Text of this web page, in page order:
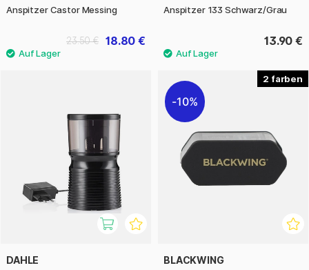
Anspitzer Castor Messing
18.80 €
23.50 €
Anspitzer 133 Schwarz/Grau
13.90 €
DAHLE
2
10%
BLACKWING